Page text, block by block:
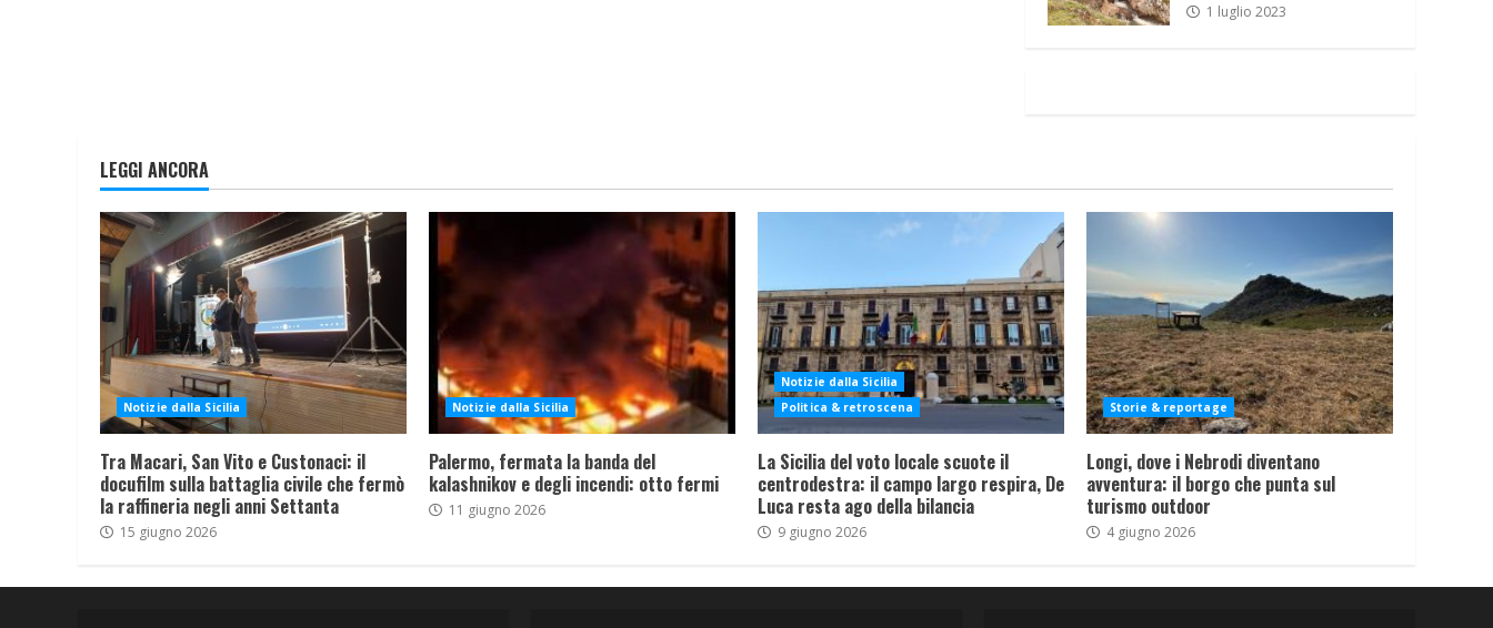
1 luglio 2023
LEGGI ANCORA
Notizie dalla Sicilia
Tra Macari, San Vito e Custonaci: il
docufilm sulla battaglia civile che fermò
la raffineria negli anni Settanta
15 giugno 2026
Notizie dalla Sicilia
Palermo, fermata la banda del
kalashnikov e degli incendi: otto fermi
11 giugno 2026
Notizie dalla Sicilia
Politica & retroscena
La Sicilia del voto locale scuote il
centrodestra: il campo largo respira, De
Luca resta ago della bilancia
9 giugno 2026
Storie & reportage
Longi, dove i Nebrodi diventano
avventura: il borgo che punta sul
turismo outdoor
4 giugno 2026